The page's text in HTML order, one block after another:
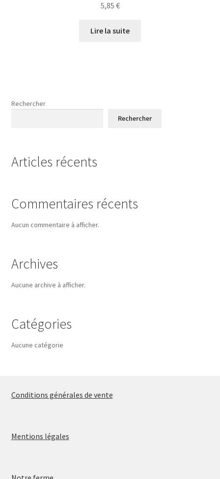
5,85 €
Lire la suite
Rechercher
Rechercher
Articles récents
Commentaires récents
Aucun commentaire à afficher.
Archives
Aucune archive à afficher.
Catégories
Aucune catégorie
Conditions générales de vente
Mentions légales